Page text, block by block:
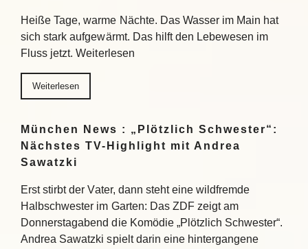
Heiße Tage, warme Nächte. Das Wasser im Main hat
sich stark aufgewärmt. Das hilft den Lebewesen im
Fluss jetzt. Weiterlesen
Weiterlesen
München News : „Plötzlich Schwester“:
Nächstes TV-Highlight mit Andrea
Sawatzki
Erst stirbt der Vater, dann steht eine wildfremde
Halbschwester im Garten: Das ZDF zeigt am
Donnerstagabend die Komödie „Plötzlich Schwester“.
Andrea Sawatzki spielt darin eine hintergangene